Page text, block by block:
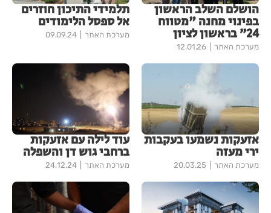
הושלם השלב הראשון
בפינוי מחנה "מטווח
24״ בראשון לציון
מערכת האתר 12.01.26
תלמידי התיכון חוזרים
אל ספסל הלימודים
מערכת האתר 09.09.24
אזעקות נשמעו בעקבות
ירי מעזה
מערכת האתר 20.03.25
עוד לילה עם אזעקות
ברחבי גוש דן והשפלה
מערכת האתר 24.12.24